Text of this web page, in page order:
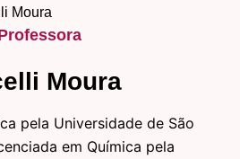
Moura
pela Universidade de São
em Química pela